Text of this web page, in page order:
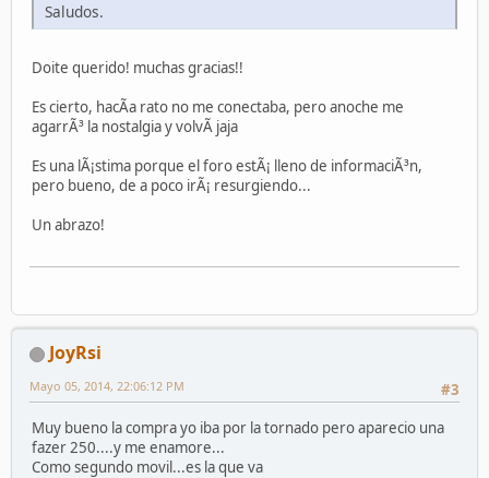
Saludos.
Doite querido! muchas gracias!!
Es cierto, hacÃ­a rato no me conectaba, pero anoche me
agarrÃ³ la nostalgia y volvÃ­ jaja
Es una lÃ¡stima porque el foro estÃ¡ lleno de informaciÃ³n,
pero bueno, de a poco irÃ¡ resurgiendo...
Un abrazo!
JoyRsi
#3
Mayo 05, 2014, 22:06:12 PM
Muy bueno la compra yo iba por la tornado pero aparecio una
fazer 250....y me enamore...
Como segundo movil...es la que va